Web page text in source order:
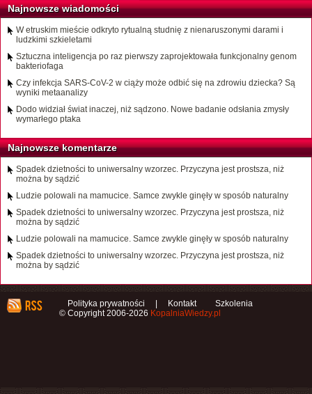
Najnowsze wiadomości
W etruskim mieście odkryto rytualną studnię z nienaruszonymi darami i
ludzkimi szkieletami
Sztuczna inteligencja po raz pierwszy zaprojektowała funkcjonalny genom
bakteriofaga
Czy infekcja SARS-CoV-2 w ciąży może odbić się na zdrowiu dziecka? Są
wyniki metaanalizy
Dodo widział świat inaczej, niż sądzono. Nowe badanie odsłania zmysły
wymarłego ptaka
Najnowsze komentarze
Spadek dzietności to uniwersalny wzorzec. Przyczyna jest prostsza, niż
można by sądzić
Ludzie polowali na mamucice. Samce zwykle ginęły w sposób naturalny
Spadek dzietności to uniwersalny wzorzec. Przyczyna jest prostsza, niż
można by sądzić
Ludzie polowali na mamucice. Samce zwykle ginęły w sposób naturalny
Spadek dzietności to uniwersalny wzorzec. Przyczyna jest prostsza, niż
można by sądzić
Polityka prywatności Kontakt
Szkolenia
© Copyright 2006-2026 KopalniaWiedzy.pl